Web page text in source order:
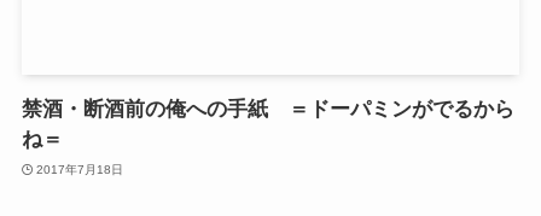
禁酒・断酒前の俺への手紙 ＝ドーパミンがでるから
ね＝
2017年7月18日